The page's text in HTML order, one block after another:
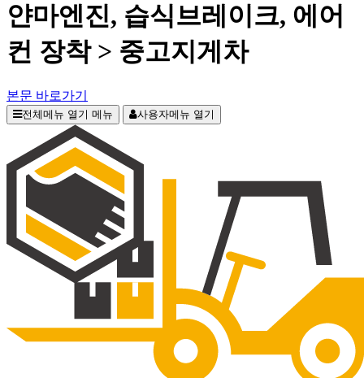
얀마엔진, 습식브레이크, 에어
컨 장착 > 중고지게차
본문 바로가기
전체메뉴 열기 메뉴 사용자메뉴 열기